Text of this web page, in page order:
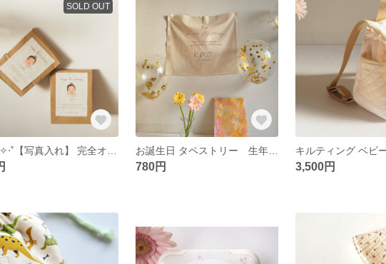
SOLD OUT
お誕生日 タペストリー 生年月日 名入れ
780円 3,500円